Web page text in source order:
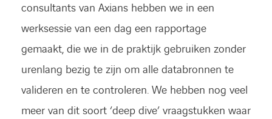
consultants van Axians hebben we in een
werksessie van een dag een rapportage
gemaakt, die we in de praktijk gebruiken zonder
urenlang bezig te zijn om alle databronnen te
valideren en te controleren. We hebben nog veel
meer van dit soort ‘deep dive’ vraagstukken waar